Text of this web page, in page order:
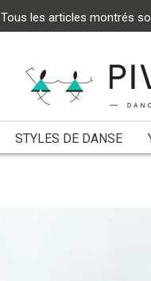
Tous les articles montrés
STYLES DE DANSE